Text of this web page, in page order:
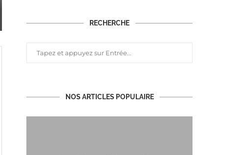
RECHERCHE
NOS ARTICLES POPULAIRE